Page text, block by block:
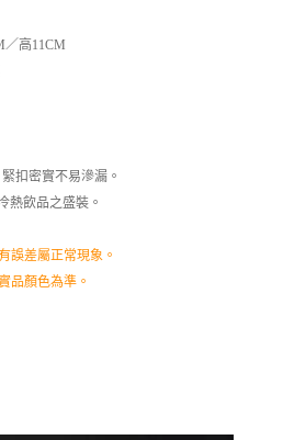
／高11CM
扣密實不易滲漏。
熱飲品之盛裝。
誤差屬正常現象。
品顏色為準。